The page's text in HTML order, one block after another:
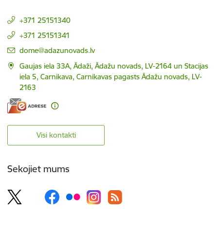
+371 25151340
+371 25151341
E-pasts:
dome@adazunovads.lv
Gaujas iela 33A, Ādaži, Ādažu novads, LV-2164 un Stacijas
iela 5, Carnikava, Carnikavas pagasts Ādažu novads, LV-
2163
Visi kontakti
Sekojiet mums